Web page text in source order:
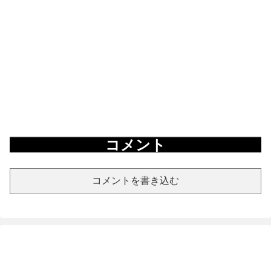
コメント
コメントを書き込む